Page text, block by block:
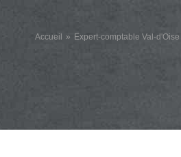
Accueil Expert-comptable Val-d'Oise